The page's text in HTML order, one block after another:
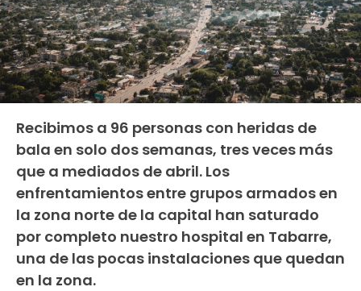
Recibimos a 96 personas con heridas de
bala en solo dos semanas, tres veces más
que a mediados de abril. Los
enfrentamientos entre grupos armados en
la zona norte de la capital han saturado
por completo nuestro hospital en Tabarre,
una de las pocas instalaciones que quedan
en la zona.